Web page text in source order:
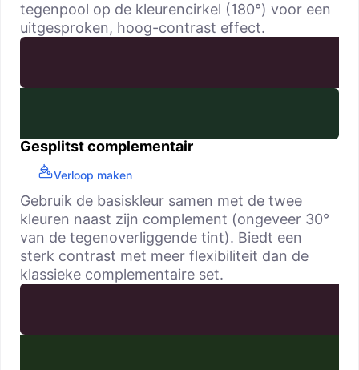
tegenpool op de kleurencirkel (180°) voor een
uitgesproken, hoog-contrast effect.
Gesplitst complementair
Verloop maken
Gebruik de basiskleur samen met de twee
kleuren naast zijn complement (ongeveer 30°
van de tegenoverliggende tint). Biedt een
sterk contrast met meer flexibiliteit dan de
klassieke complementaire set.